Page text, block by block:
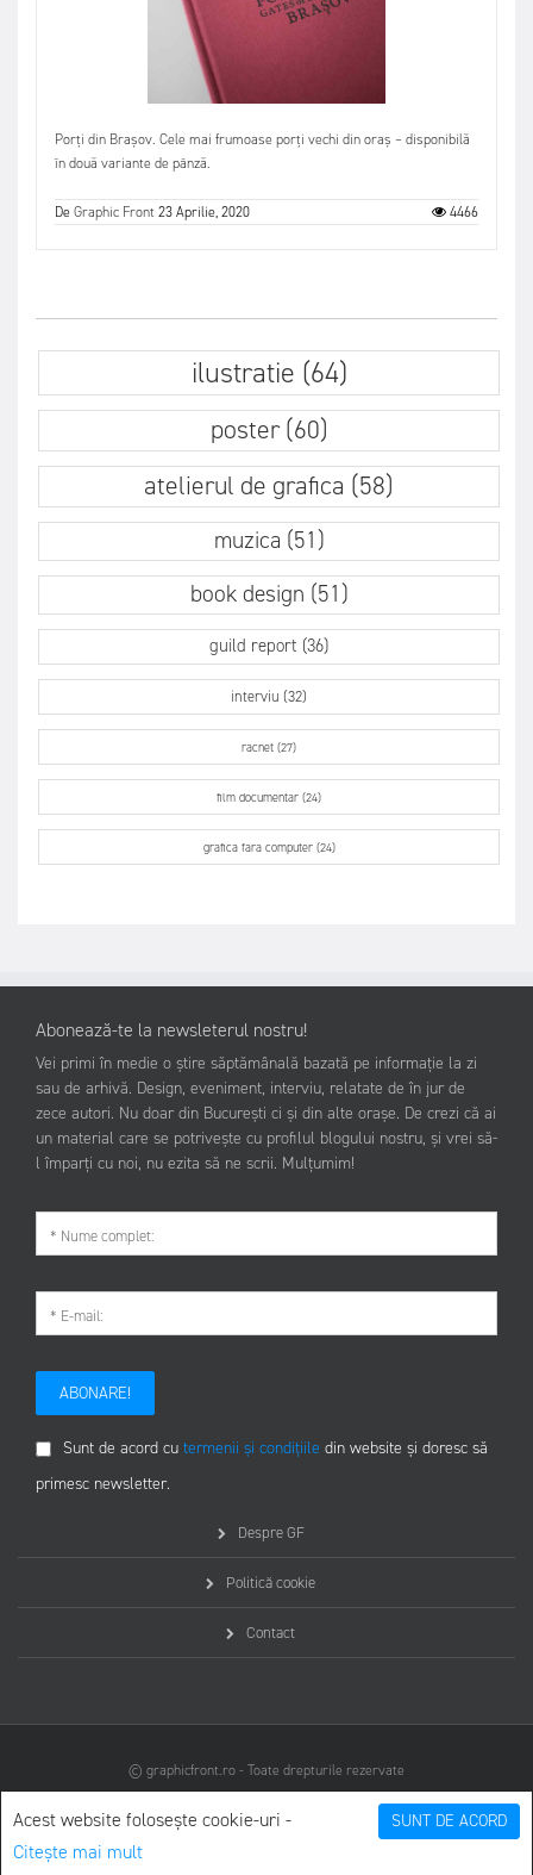
SUNT DE ACORD
Acest website folosește cookie-uri -
Citește mai mult
Porți din Brașov. Cele mai frumoase porți vechi din oraș – disponibilă
în două variante de pânză.
DeGraphic Front23 Aprilie, 2020 4466
ilustratie (64)
poster (60)
atelierul de grafica (58)
muzica (51)
book design (51)
guild report (36)
interviu (32)
racnet (27)
film documentar (24)
grafica fara computer (24)
Abonează-te la newsleterul nostru!
Vei primi în medie o știre săptămânală bazată pe informație la zi
sau de arhivă. Design, eveniment, interviu, relatate de în jur de
zece autori. Nu doar din București ci și din alte orașe. De crezi că ai
un material care se potrivește cu profilul blogului nostru, și vrei să-
l împarți cu noi, nu ezita să ne scrii. Mulțumim!
ABONARE!
Sunt de acord cu termenii și condițiile din website și doresc să
primesc newsletter.
Despre GF
Politică cookie
Contact
© graphicfront.ro - Toate drepturile rezervate